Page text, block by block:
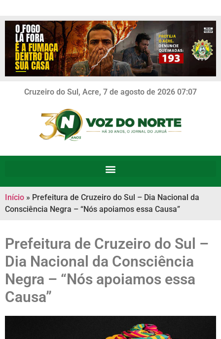
Cruzeiro do Sul, Acre, 7 de agosto de 2026 07:07
Início » Prefeitura de Cruzeiro do Sul – Dia Nacional da
Consciência Negra – “Nós apoiamos essa Causa”
Prefeitura de Cruzeiro do Sul –
Dia Nacional da Consciência
Negra – “Nós apoiamos essa
Causa”